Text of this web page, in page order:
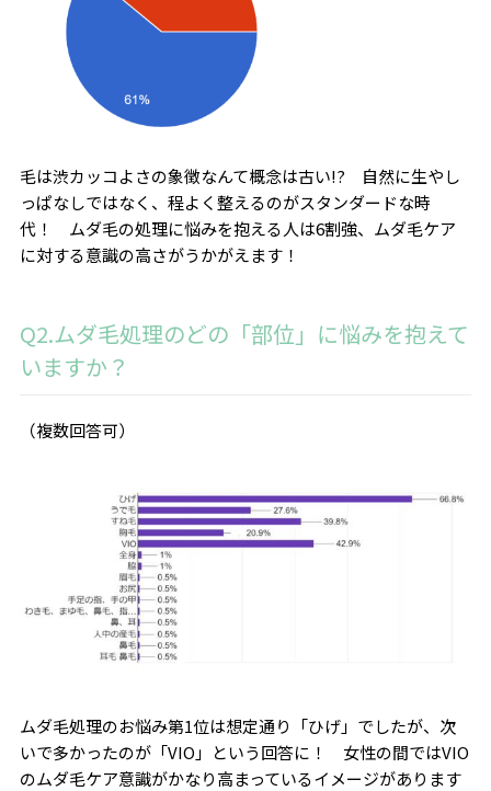
毛は渋カッコよさの象徴なんて概念は古い!? 自然に生やし
っぱなしではなく、程よく整えるのがスタンダードな時
代！ ムダ毛の処理に悩みを抱える人は6割強、ムダ毛ケア
に対する意識の高さがうかがえます！
Q2.ムダ毛処理のどの「部位」に悩みを抱えて
いますか？
（複数回答可）
ムダ毛処理のお悩み第1位は想定通り「ひげ」でしたが、次
いで多かったのが「VIO」という回答に！ 女性の間ではVIO
のムダ毛ケア意識がかなり高まっているイメージがあります